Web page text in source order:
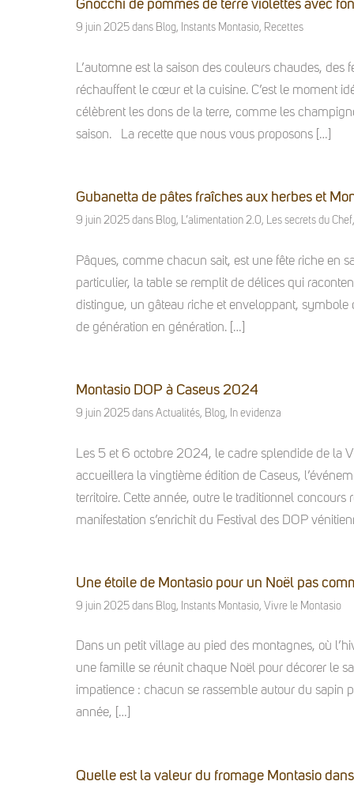
Gnocchi de pommes de terre violettes avec
9 juin 2025 dans Blog, Instants Montasio, Recettes
L’automne est la saison des couleurs chaudes,
réchauffent le cœur et la cuisine. C’est le moment
célèbrent les dons de la terre, comme les
saison. La recette que nous vous proposons […]
Gubanetta de pâtes fraîches aux herbes et
9 juin 2025 dans Blog, L’alimentation 2.0, Les secrets du Chef
Pâques, comme chacun sait, est une fête riche en
particulier, la table se remplit de délices qui
distingue, un gâteau riche et enveloppant, symbole
de génération en génération. […]
Montasio DOP à Caseus 2024
9 juin 2025 dans Actualités, Blog, In evidenza
Les 5 et 6 octobre 2024, le cadre splendide de la
accueillera la vingtième édition de Caseus,
territoire. Cette année, outre le traditionnel
manifestation s’enrichit du Festival des DOP
Une étoile de Montasio pour un Noël pas
9 juin 2025 dans Blog, Instants Montasio, Vivre le Montasio
Dans un petit village au pied des montagnes, où
une famille se réunit chaque Noël pour décorer le
impatience : chacun se rassemble autour du sapin
année, […]
Quelle est la valeur du fromage Montasio